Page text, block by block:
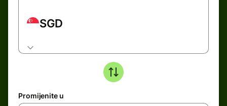
SGD
Promijenite u